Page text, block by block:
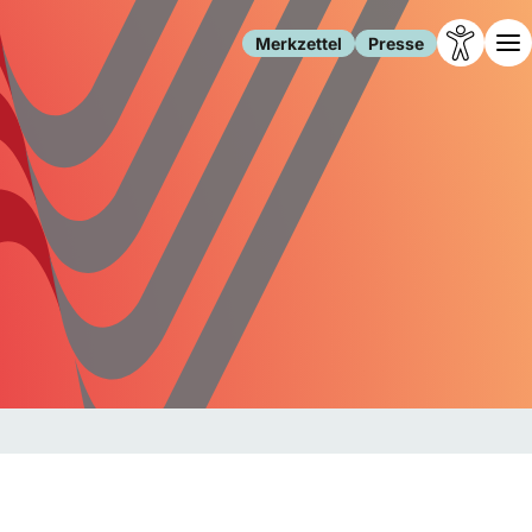
Merkzettel Presse
Leben
Familie
Freizeit
Gesundheit
Internet
Gesellschaft
Forschung
Migration
Polizei